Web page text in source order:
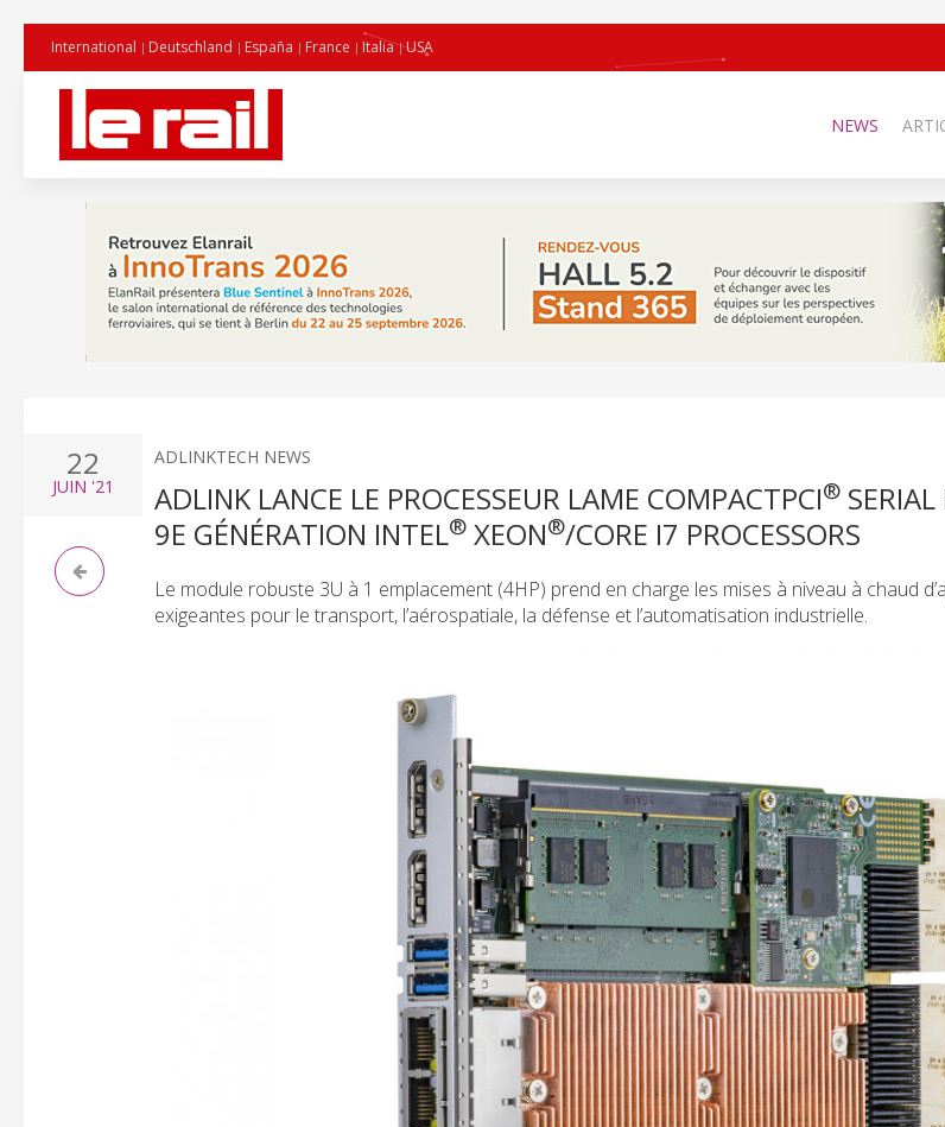
International Deutschland España France Italia USA
NEWS
22
JUIN '21
ADLINKTECH NEWS
ADLINK LANCE LE PROCESSEUR LAME COMPACTPCI®
9E GÉNÉRATION INTEL® XEON®/CORE I7 PROCESSORS
Le module robuste 3U à 1 emplacement (4HP) prend en charge les mises à niveau à chaud
exigeantes pour le transport, l’aérospatiale, la défense et l’automatisation industrielle.